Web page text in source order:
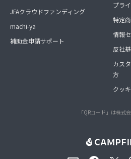
JFAクラウドファンディング
machi-ya
補助金申請サポート
プラ
特定
情報
反社
カス
方
クッ
「QRコード」は株式